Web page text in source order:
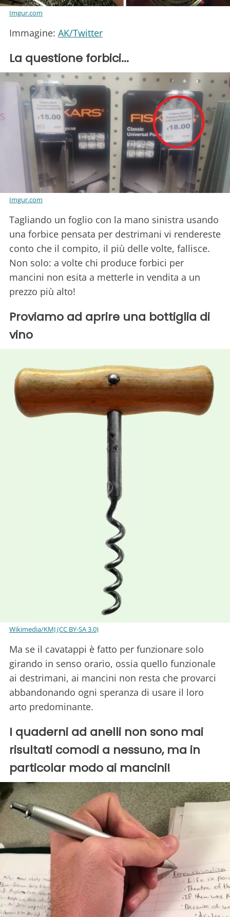
Imgur.com
Immagine: AK/Twitter
La questione forbici...
Imgur.com
Tagliando un foglio con la mano sinistra usando
una forbice pensata per destrimani vi rendereste
conto che il compito, il più delle volte, fallisce.
Non solo: a volte chi produce forbici per
mancini non esita a metterle in vendita a un
prezzo più alto!
Proviamo ad aprire una bottiglia di
vino
Wikimedia/KMJ (CC BY-SA 3.0)
Ma se il cavatappi è fatto per funzionare solo
girando in senso orario, ossia quello funzionale
ai destrimani, ai mancini non resta che provarci
abbandonando ogni speranza di usare il loro
arto predominante.
I quaderni ad anelli non sono mai
risultati comodi a nessuno, ma in
particolar modo ai mancini!